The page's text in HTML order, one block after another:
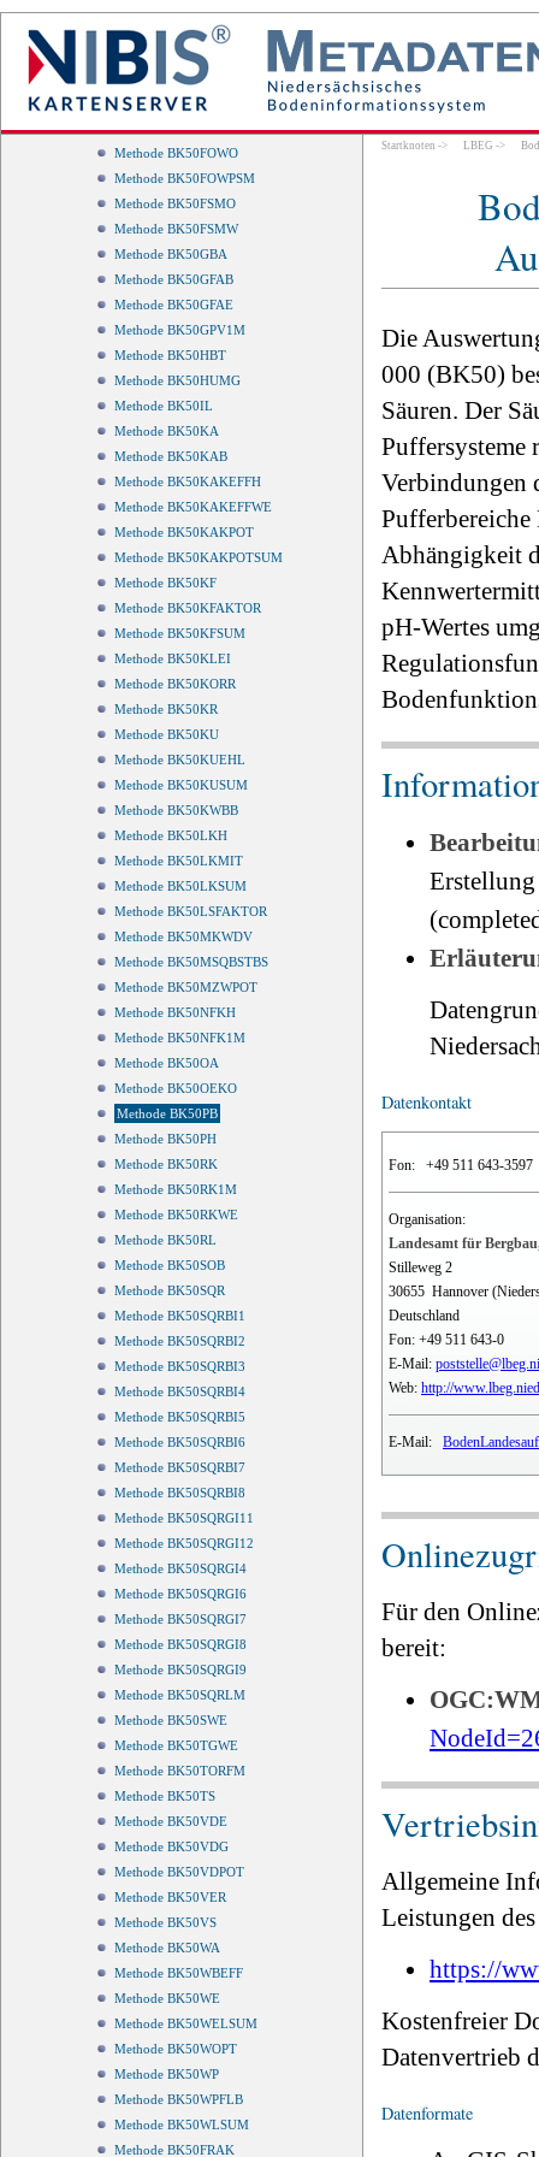
Methode BK50FOBPSM
Methode BK50FOEO
Methode BK50FOEPSM
Methode BK50FOVO
Methode BK50FOVPSM
Methode BK50FOWO
Methode BK50FOWPSM
Methode BK50FSMO
Methode BK50FSMW
Methode BK50GBA
Methode BK50GFAB
Methode BK50GFAE
Methode BK50GPV1M
Methode BK50HBT
Methode BK50HUMG
Methode BK50IL
Methode BK50KA
Methode BK50KAB
Methode BK50KAKEFFH
Methode BK50KAKEFFWE
Methode BK50KAKPOT
Methode BK50KAKPOTSUM
Methode BK50KF
Methode BK50KFAKTOR
Methode BK50KFSUM
Methode BK50KLEI
Methode BK50KORR
Methode BK50KR
Methode BK50KU
Methode BK50KUEHL
Methode BK50KUSUM
Methode BK50KWBB
Methode BK50LKH
Methode BK50LKMIT
Methode BK50LKSUM
Methode BK50LSFAKTOR
Methode BK50MKWDV
Methode BK50MSQBSTBS
Methode BK50MZWPOT
Methode BK50NFKH
Methode BK50NFK1M
Methode BK50OA
Methode BK50OEKO
Methode BK50PB
Methode BK50PH
Methode BK50RK
Methode BK50RK1M
Methode BK50RKWE
Methode BK50RL
Methode BK50SOB
Methode BK50SQR
Methode BK50SQRBI1
Methode BK50SQRBI2
Methode BK50SQRBI3
Methode BK50SQRBI4
Methode BK50SQRBI5
Methode BK50SQRBI6
Methode BK50SQRBI7
Methode BK50SQRBI8
Methode BK50SQRGI11
Methode BK50SQRGI12
Methode BK50SQRGI4
Methode BK50SQRGI6
Methode BK50SQRGI7
Methode BK50SQRGI8
Methode BK50SQRGI9
Methode BK50SQRLM
Methode BK50SWE
Methode BK50TGWE
Methode BK50TORFM
Methode BK50TS
Methode BK50VDE
Methode BK50VDG
Methode BK50VDPOT
Methode BK50VER
Methode BK50VS
Methode BK50WA
Methode BK50WBEFF
Methode BK50WE
Methode BK50WELSUM
Methode BK50WOPT
Methode BK50WP
Methode BK50WPFLB
Methode BK50WLSUM
Methode BK50FRAK
Startknoten -> LBEG ->
Die
000 (BK50)
Säuren. Der
Puffersysteme
Verbindungen
Abhängigkeit
pH-Wertes
Erstellung
Datenkontakt
Fon: +49 511 643-3597
Organisation:
Landesamt für
Stilleweg 2
30655 Hannover
Deutschland
Fon: +49 511 643-0
E-Mail:
Web: http://
E-Mail:
Für den
bereit:
Allgemeine
Leistungen
https://
Kostenfreier
Datenvertrieb
Datenformate